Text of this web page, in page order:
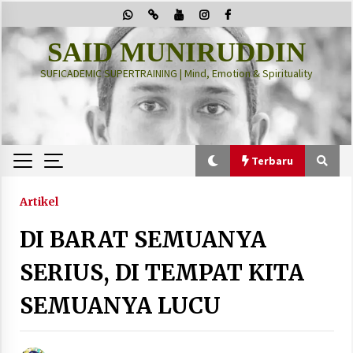
to
content
SAID MUNIRUDDIN
SUFICADEMIC SUPERTRAINING | Mind, Emotion & Spirituality
Terbaru
Terbaru
“Thuma’ninah”: Cara Agama Meregulasi Jiwa
2 months ago
Artikel
DI BARAT SEMUANYA
SERIUS, DI TEMPAT KITA
SEMUANYA LUCU